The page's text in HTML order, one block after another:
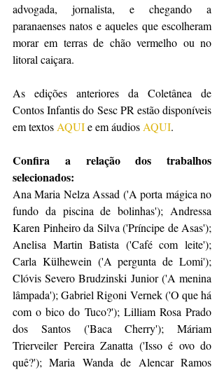
advogada, jornalista, e chegando a
paranaenses natos e aqueles que escolheram
morar em terras de chão vermelho ou no
litoral caiçara.
As edições anteriores da Coletânea de
Contos Infantis do Sesc PR estão disponíveis
em textos AQUI e em áudios AQUI.
Confira a relação dos trabalhos
selecionados:
Ana Maria Nelza Assad ('A porta mágica no
fundo da piscina de bolinhas'); Andressa
Karen Pinheiro da Silva ('Príncipe de Asas');
Anelisa Martin Batista ('Café com leite');
Carla Külhewein ('A pergunta de Lomi');
Clóvis Severo Brudzinski Junior ('A menina
lâmpada'); Gabriel Rigoni Vernek ('O que há
com o bico do Tuco?'); Lilliam Rosa Prado
dos Santos ('Baca Cherry'); Máriam
Trierveiler Pereira Zanatta ('Isso é ovo do
quê?'); Maria Wanda de Alencar Ramos